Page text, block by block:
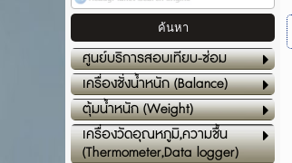
ศูนย์บริการสอบเทียบ-ซ่อม
เครื่องชั่งน้ำหนัก (Balance)
ตุ้มน้ำหนัก (Weight)
เครื่องวัดอุณหภูมิ,ความชื้น
(Thermometer,Data logger)